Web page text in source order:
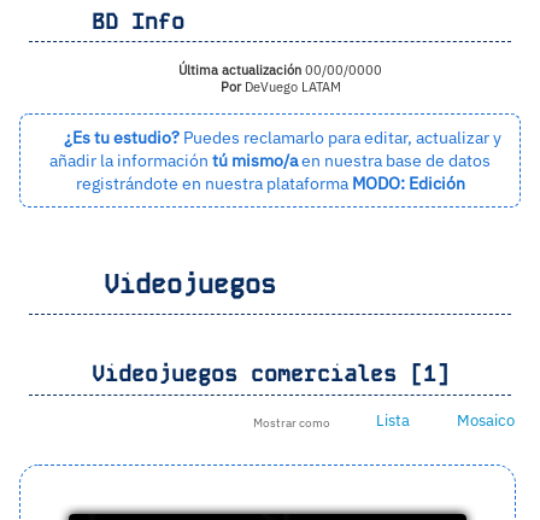
BD Info
Última actualización 00/00/0000
PorDeVuego LATAM
¿Es tu estudio? Puedes reclamarlo para editar, actualizar y
añadir la información tú mismo/aen nuestra base de datos
registrándote en nuestra plataforma MODO: Edición
Videojuegos
Videojuegos comerciales [1]
Mostrar como Lista Mosaico